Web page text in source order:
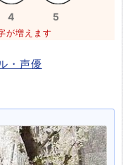
4 5
が増えます
・声優